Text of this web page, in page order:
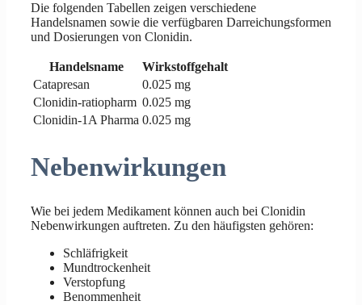
Die folgenden Tabellen zeigen verschiedene
Handelsnamen sowie die verfügbaren Darreichungsformen
und Dosierungen von Clonidin.
Handelsname
Wirkstoffgehalt
Catapresan
0.025 mg
Clonidin-ratiopharm 0.025 mg
Clonidin-1A Pharma 0.025 mg
Nebenwirkungen
Wie bei jedem Medikament können auch bei Clonidin
Nebenwirkungen auftreten. Zu den häufigsten gehören:
Schläfrigkeit
Mundtrockenheit
Verstopfung
Benommenheit